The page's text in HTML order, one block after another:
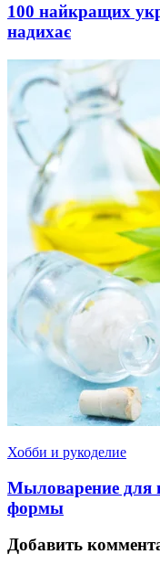
100 найкращих
надихає
Хобби и рукоделие
Мыловарение для
формы
Добавить